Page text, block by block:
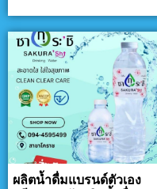
ผลิตน้ำดื่มแบรนด์ตัวเอง